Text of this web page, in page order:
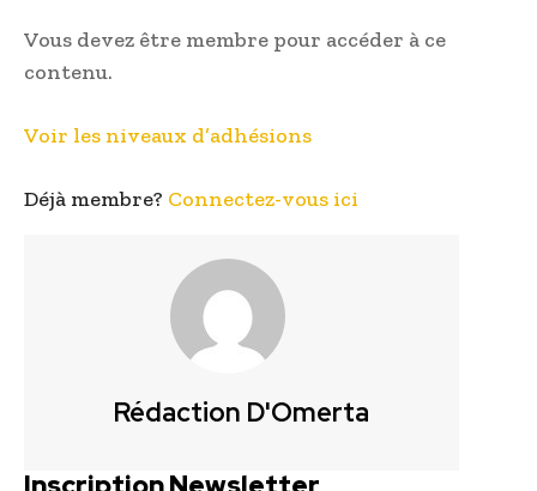
Vous devez être membre pour accéder à ce
contenu.
Voir les niveaux d’adhésions
Déjà membre? Connectez-vous ici
Rédaction D'Omerta